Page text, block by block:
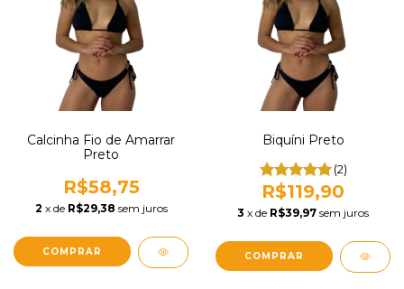
Calcinha Fio de Amarrar
Preto
R$58,75
2 x de R$29,38 sem juros
COMPRAR
Biquíni Preto
(2)
R$119,90
3 x de R$39,97 sem juros
COMPRAR